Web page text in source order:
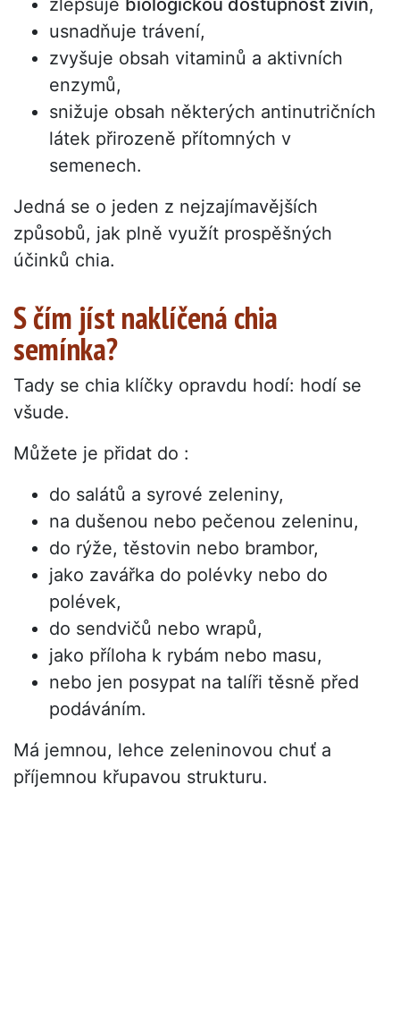
zlepšuje biologickou dostupnost živin,
usnadňuje trávení,
zvyšuje obsah vitaminů a aktivních
enzymů,
snižuje obsah některých antinutričních
látek přirozeně přítomných v
semenech.
Jedná se o jeden z nejzajímavějších
způsobů, jak plně využít prospěšných
účinků chia.
S čím jíst naklíčená chia
semínka?
Tady se chia klíčky opravdu hodí: hodí se
všude.
Můžete je přidat do :
do salátů a syrové zeleniny,
na dušenou nebo pečenou zeleninu,
do rýže, těstovin nebo brambor,
jako zavářka do polévky nebo do
polévek,
do sendvičů nebo wrapů,
jako příloha k rybám nebo masu,
nebo jen posypat na talíři těsně před
podáváním.
Má jemnou, lehce zeleninovou chuť a
příjemnou křupavou strukturu.